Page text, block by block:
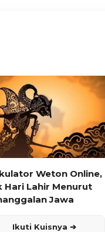
Weton Online,
Hari Lahir Menurut
Jawa
Ikuti Kuisnya ➔